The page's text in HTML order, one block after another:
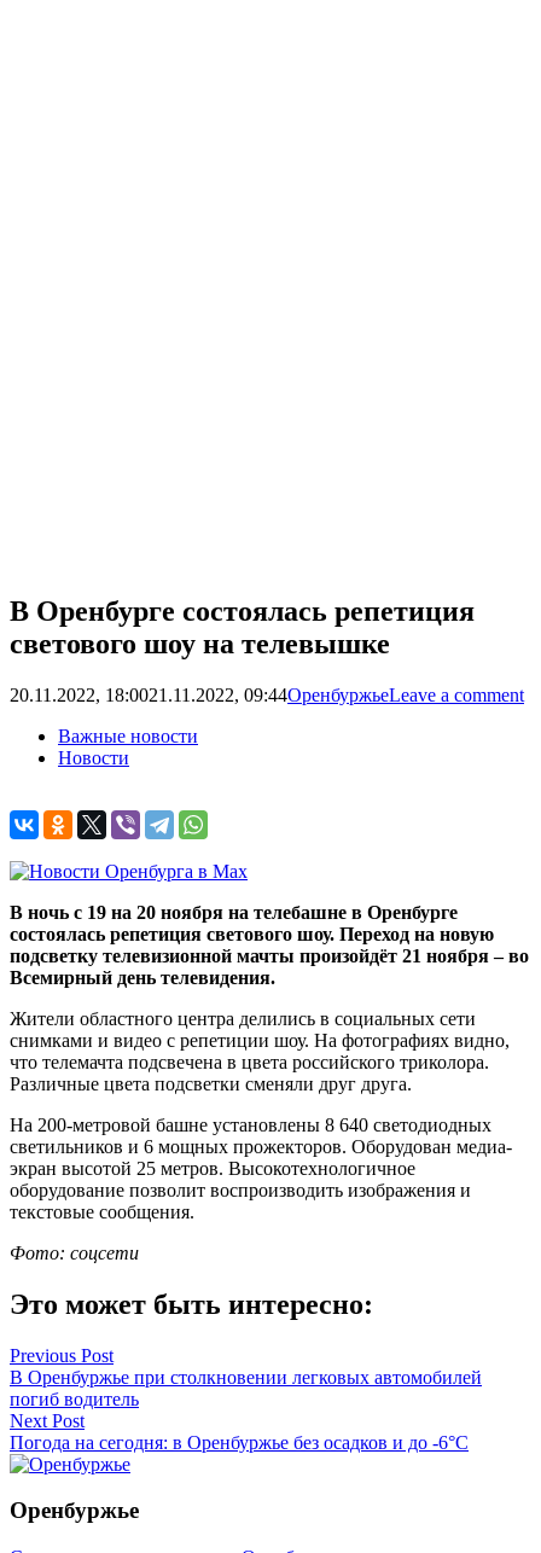
В Оренбурге состоялась репетиция
светового шоу на телевышке
20.11.2022, 18:0021.11.2022, 09:44ОренбуржьеLeave a comment
Важные новости
Новости
В ночь с 19 на 20 ноября на телебашне в Оренбурге
состоялась репетиция светового шоу. Переход на новую
подсветку телевизионной мачты произойдёт 21 ноября – во
Всемирный день телевидения.
Жители областного центра делились в социальных сети
снимками и видео с репетиции шоу. На фотографиях видно,
что телемачта подсвечена в цвета российского триколора.
Различные цвета подсветки сменяли друг друга.
На 200-метровой башне установлены 8 640 светодиодных
светильников и 6 мощных прожекторов. Оборудован медиа-
экран высотой 25 метров. Высокотехнологичное
оборудование позволит воспроизводить изображения и
текстовые сообщения.
Фото: соцсети
Это может быть интересно:
Навигация
по
записям
Previous Post
В Оренбуржье при столкновении легковых автомобилей
погиб водитель
Next Post
Погода на сегодня: в Оренбуржье без осадков и до -6°C
Оренбуржье